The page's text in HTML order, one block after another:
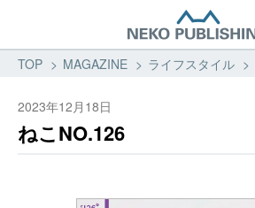
TOP MAGAZINE ライフスタイル
2023年12月18日
ねこNO.126